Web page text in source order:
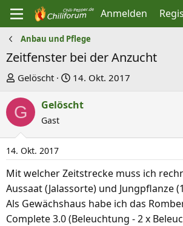
Anmelden
Anbau und Pflege
Zeitfenster bei der Anzucht
E
s
t
e
l
e
r
Gelöscht
E
s
e
t
a
m
14. Okt. 2017
G Gelöscht
Gast
14. Okt. 2017
Mit welcher Zeitstrecke muss ich
Aussaat (Jalassorte) und Jungpflanze
Als Gewächshaus habe ich das
Complete 3.0 (Beleuchtung - 2 x